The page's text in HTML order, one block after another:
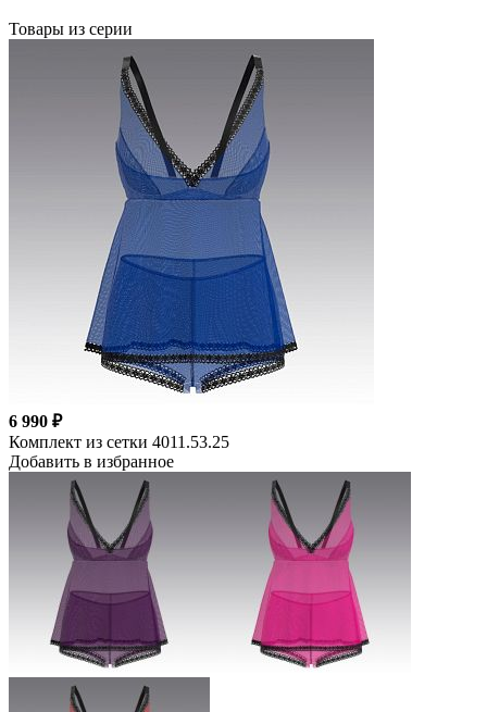
Товары из серии
6 990 ₽
Комплект из сетки 4011.53.25
Добавить в избранное